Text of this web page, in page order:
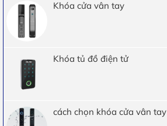
Khóa cửa vân tay
Khóa tủ đồ điện tử
cách chọn khóa cửa vân tay